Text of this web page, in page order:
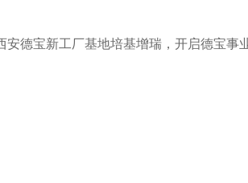
德宝新工厂基地培基增瑞，开启德宝事